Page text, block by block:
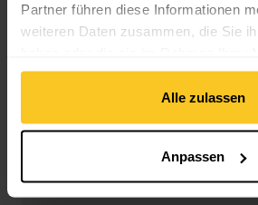
Partner führen diese Informationen
weiteren Daten zusammen, die Sie
gesammelt haben.
Alle zulassen
Anpassen
Beschreibung